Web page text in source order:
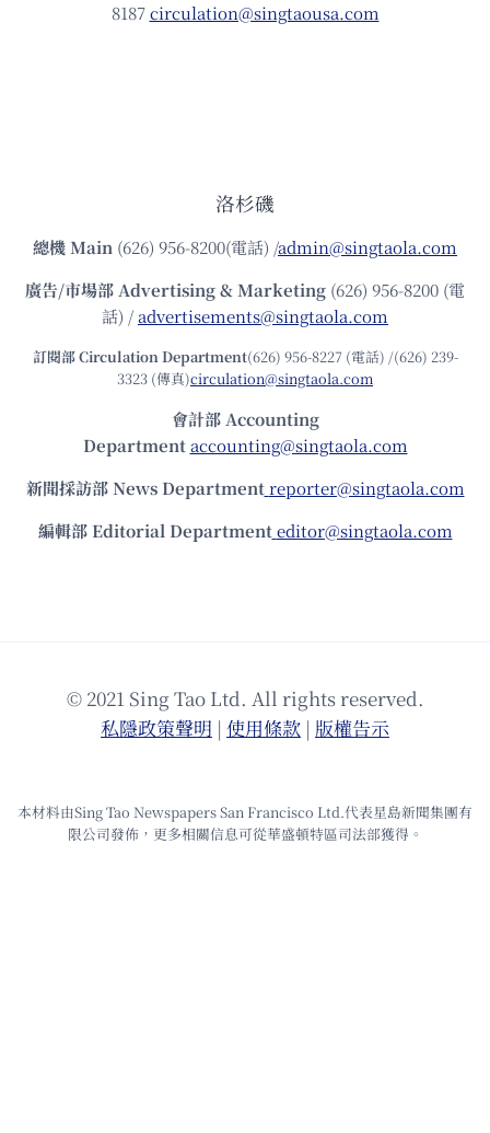
8187circulation@singtaousa.com
洛杉磯
總機Main (626) 956-8200(電話) /admin@singtaola.com
廣告/市場部Advertising & Marketing (626) 956-8200 (電
話) /advertisements@singtaola.com
訂閱部 Circulation Department(626) 956-8227 (電話) /(626) 239-
3323 (傳真)circulation@singtaola.com
會計部 Accounting
Department accounting@singtaola.com
新聞採訪部 News Department reporter@singtaola.com
編輯部 Editorial Department editor@singtaola.com
© 2021 Sing Tao Ltd. All rights reserved.
私隱政策聲明 | 使⽤條款 | 版權告⽰
本材料由Sing Tao Newspapers San Francisco Ltd.代表星島新聞集團有
限公司發佈，更多相關信息可從華盛頓特區司法部獲得。